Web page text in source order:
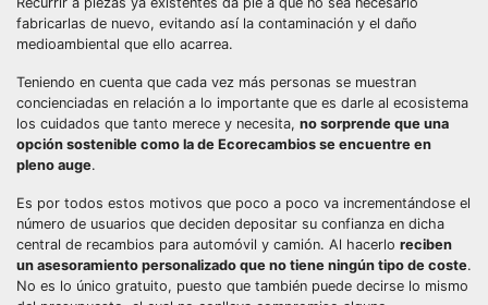
fabricarlas de nuevo, evitando así la contaminación y el daño
medioambiental que ello acarrea.
Teniendo en cuenta que cada vez más personas se muestran
concienciadas en relación a lo importante que es darle al ecosistema
los cuidados que tanto merece y necesita, no sorprende que una
opción sostenible como la de Ecorecambios se encuentre en
pleno auge.
Es por todos estos motivos que poco a poco va incrementándose el
número de usuarios que deciden depositar su confianza en dicha
central de recambios para automóvil y camión. Al hacerlo reciben
un asesoramiento personalizado que no tiene ningún tipo de coste.
No es lo único gratuito, puesto que también puede decirse lo mismo